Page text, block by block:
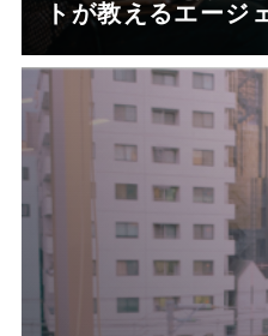
トが教えるエージ